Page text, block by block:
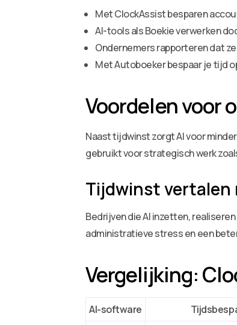
Met ClockAssist besparen
AI-tools als Boekie verwerken
Ondernemers rapporteren dat
Met Autoboeker bespaar je tijd
Voordelen voor
Naast tijdwinst zorgt AI voor
gebruikt voor strategisch werk
Tijdwinst vertalen
Bedrijven die AI inzetten,
administratieve stress en een
Vergelijking:
AI-software